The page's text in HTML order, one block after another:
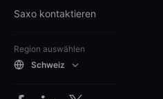
Saxo kontaktieren
Region auswählen
Schweiz